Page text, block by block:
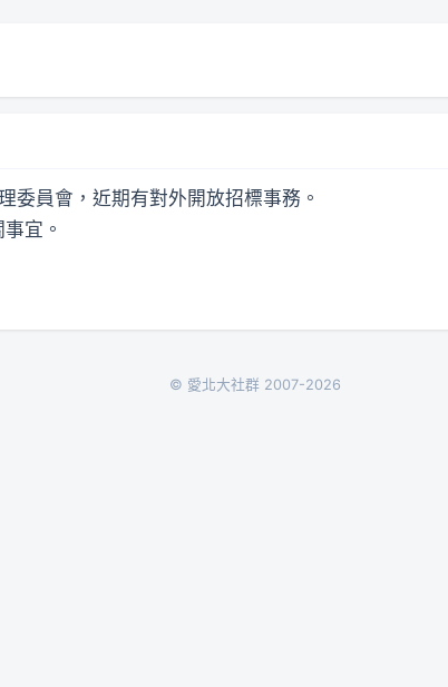
委員會，近期有對外開放招標事務。
宜。
© 愛北大社群 2007-2026